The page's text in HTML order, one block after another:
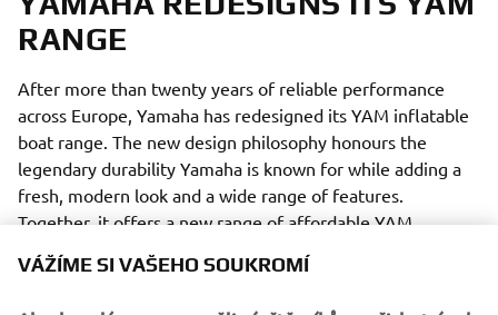
RANGE
After more than twenty years of reliable performance
across Europe, Yamaha has redesigned its YAM inflatable
boat range. The new design philosophy honours the
legendary durability Yamaha is known for while adding a
fresh, modern look and a wide range of features.
Together, it offers a new range of affordable YAM
inflatables that combine high quality with great value-for-
money.
VÁŽÍME SI VAŠEHO SOUKROMÍ